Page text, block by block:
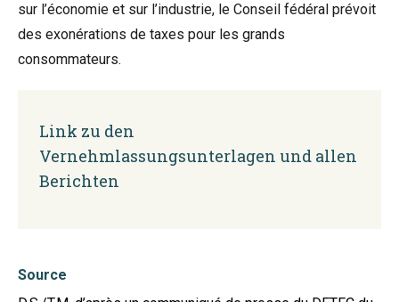
sur l’économie et sur l’industrie, le Conseil fédéral prévoit
des exonérations de taxes pour les grands
consommateurs.
Link zu den
Vernehmlassungsunterlagen und allen
Berichten
Source